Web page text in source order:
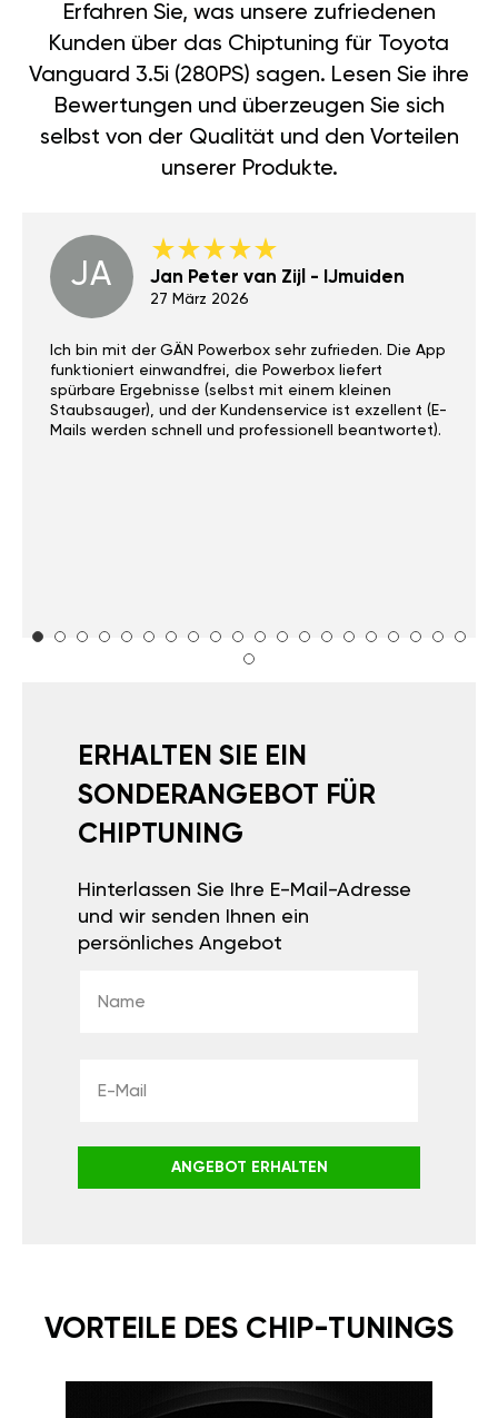
Erfahren Sie, was unsere zufriedenen
Kunden über das Chiptuning für Toyota
Vanguard 3.5i (280PS) sagen. Lesen Sie ihre
Bewertungen und überzeugen Sie sich
selbst von der Qualität und den Vorteilen
unserer Produkte.
JA Jan Peter van Zijl - IJmuiden
27 März 2026
Ich bin mit der GÄN Powerbox sehr zufrieden. Die App
funktioniert einwandfrei, die Powerbox liefert
spürbare Ergebnisse (selbst mit einem kleinen
Staubsauger), und der Kundenservice ist exzellent (E-
Mails werden schnell und professionell beantwortet).
ERHALTEN SIE EIN
SONDERANGEBOT FÜR
CHIPTUNING
Hinterlassen Sie Ihre E-Mail-Adresse
und wir senden Ihnen ein
persönliches Angebot
ANGEBOT ERHALTEN
VORTEILE DES CHIP-TUNINGS